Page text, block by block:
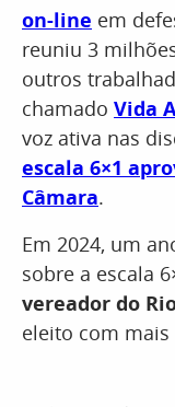
on-line em
reuniu 3
outros
chamado Vida
voz ativa nas
escala 6×1
Câmara.
Em 2024, um
sobre a escala
vereador do
eleito com